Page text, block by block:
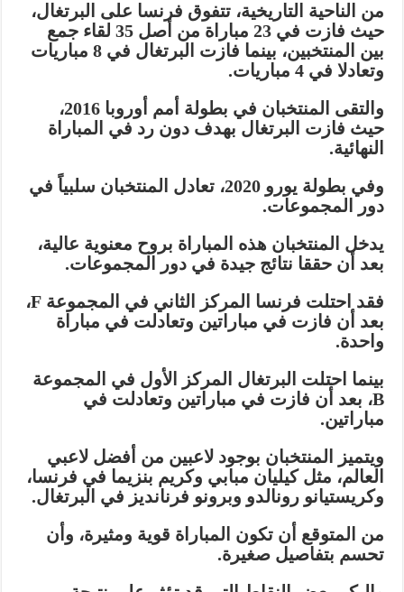
من الناحية التاريخية، تتفوق فرنسا على البرتغال،
حيث فازت في 23 مباراة من أصل 35 لقاء جمع
بين المنتخبين، بينما فازت البرتغال في 8 مباريات
وتعادلا في 4 مباريات.
والتقى المنتخبان في بطولة أمم أوروبا 2016،
حيث فازت البرتغال بهدف دون رد في المباراة
النهائية.
وفي بطولة يورو 2020، تعادل المنتخبان سلبياً في
دور المجموعات.
يدخل المنتخبان هذه المباراة بروح معنوية عالية،
بعد أن حققا نتائج جيدة في دور المجموعات.
فقد احتلت فرنسا المركز الثاني في المجموعة F،
بعد أن فازت في مباراتين وتعادلت في مباراة
واحدة.
بينما احتلت البرتغال المركز الأول في المجموعة
B، بعد أن فازت في مباراتين وتعادلت في
مباراتين.
ويتميز المنتخبان بوجود لاعبين من أفضل لاعبي
العالم، مثل كيليان مبابي وكريم بنزيما في فرنسا،
وكريستيانو رونالدو وبرونو فرنانديز في البرتغال.
من المتوقع أن تكون المباراة قوية ومثيرة، وأن
تحسم بتفاصيل صغيرة.